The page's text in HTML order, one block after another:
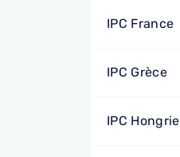
IPC France
IPC Grèce
IPC Hongrie